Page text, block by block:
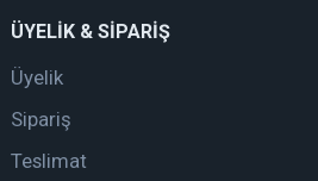
ÜYELİK & SİPARİŞ
Üyelik
Sipariş
Teslimat